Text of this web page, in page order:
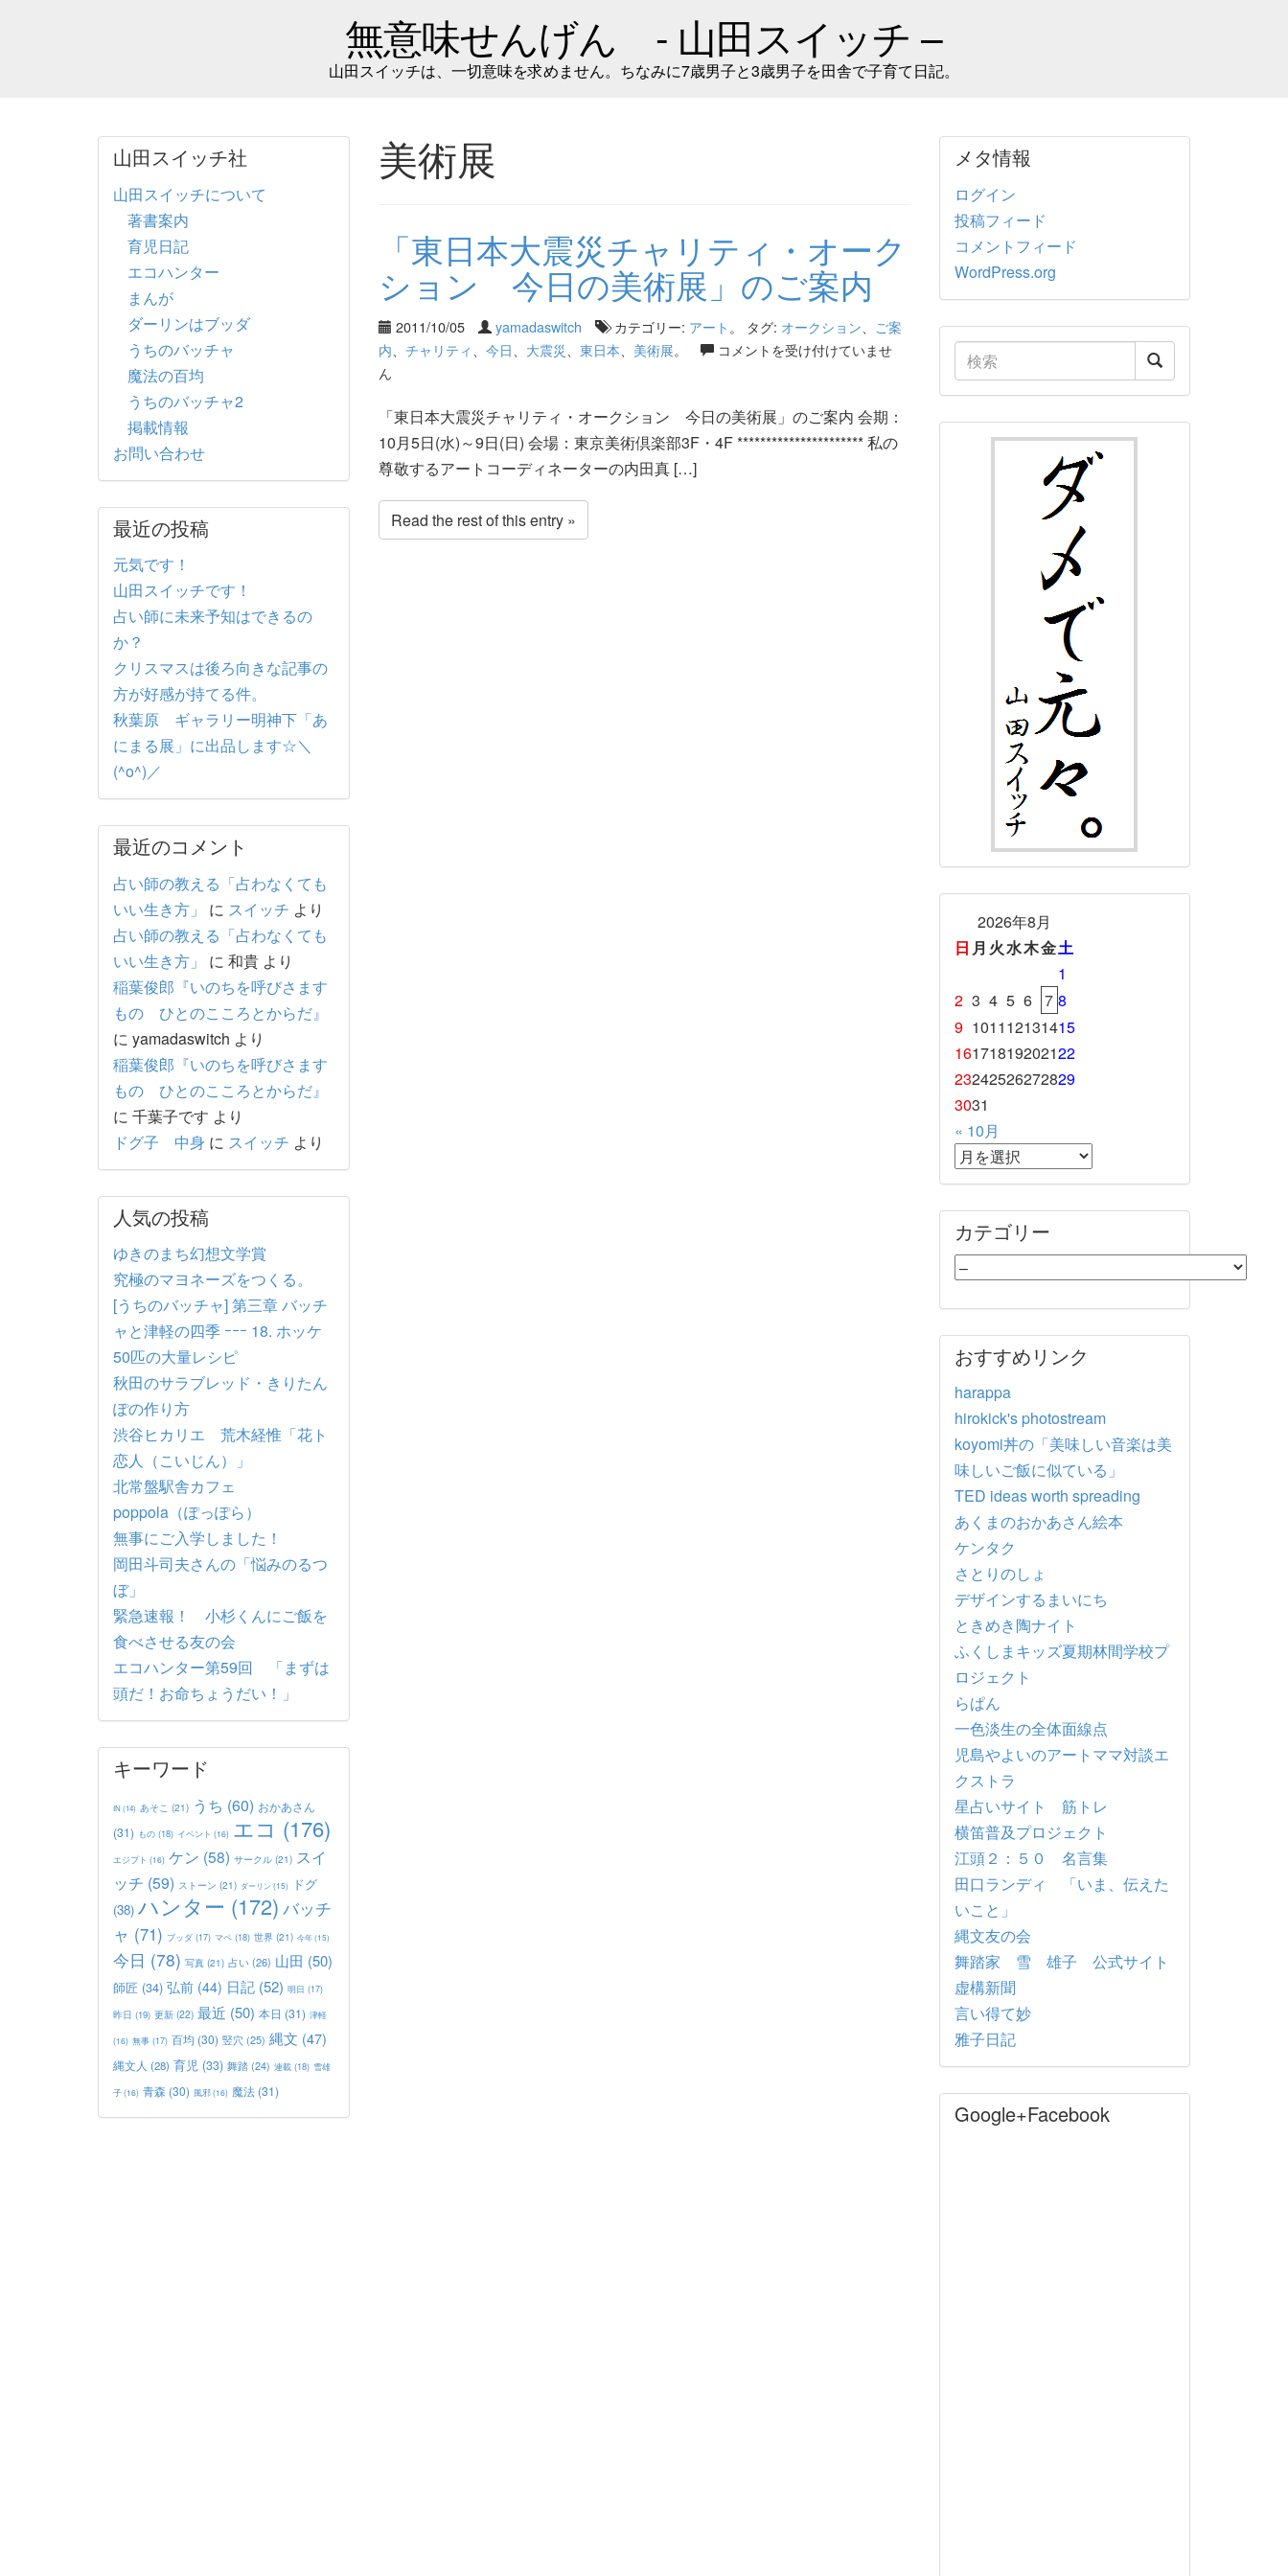
無意味せんげん - 山田スイッチ –
山田スイッチは、一切意味を求めません。ちなみに7歳男子と3歳男子を田舎で子育て日記。
美術展
「東日本大震災チャリティ・オーク
ション 今日の美術展」のご案内
2011/10/05 yamadaswitch カテゴリー: アート 。 タグ: オークション
ご案
内
チャリティ 今日 大震災 東日本 美術展。
コメントを受け付けていませ
ん
「東日本大震災チャリティ・オークション 今日の美術展」のご案内 会期：
10月5日(水)～9日(日) 会場：東京美術倶楽部3F・4F ********************** 私の
尊敬するアートコーディネーターの内田真 […]
Read the rest of this entry »
山田スイッチ社
山田スイッチについて
著書案内
育児日記
エコハンター
まんが
ダーリンはブッダ
うちのバッチャ
魔法の百均
うちのバッチャ2
掲載情報
お問い合わせ
最近の投稿
元気です！
山田スイッチです！
占い師に未来予知はできるの
か？
クリスマスは後ろ向きな記事の
方が好感が持てる件。
秋葉原 ギャラリー明神下「あ
にまる展」に出品します☆＼
(^o^)／
最近のコメント
占い師の教える「占わなくても
いい生き方」
に スイッチ より
占い師の教える「占わなくても
いい生き方」
に 和貴 より
稲葉俊郎『いのちを呼びさます
もの ひとのこころとからだ』
に yamadaswitch より
稲葉俊郎『いのちを呼びさます
もの ひとのこころとからだ』
に 千葉子です より
ドグ子 中身 に スイッチ より
人気の投稿
ゆきのまち幻想文学賞
究極のマヨネーズをつくる。
[うちのバッチャ] 第三章 バッチ
ャと津軽の四季 ｰｰｰ 18. ホッケ
50匹の大量レシピ
秋田のサラブレッド・きりたん
ぽの作り方
渋谷ヒカリエ 荒木経惟「花ト
恋人（こいじん）」
北常盤駅舎カフェ
poppola（ぽっぽら）
無事にご入学しました！
岡田斗司夫さんの「悩みのるつ
ぼ」
緊急速報！ 小杉くんにご飯を
食べさせる友の会
エコハンター第59回 「まずは
頭だ！お命ちょうだい！」
キーワード
IN(14) あそこ (21) うち (60) おかあさん
(31) もの (18) イベント (16) エコ (176)
エジプト (16) ケン (58) サークル (21) スイ
ッチ (59) ストーン (21) ダーリン(15)
ドグ
(38) ハンター (172) バッチ
ャ (71) ブッダ (17) マペ (18) 世界 (21) 今年(15)
今日 (78) 写真 (21) 占い(26) 山田 (50)
師匠 (34) 弘前 (44) 日記 (52) 明日 (17)
昨日 (19) 更新 (22) 最近 (50) 本日 (31) 津軽
(16) 無事 (17) 百均 (30) 竪穴 (25) 縄文 (47)
縄文人 (28) 育児 (33) 舞踏 (24) 連載 (18) 雪雄
子(16) 青森 (30) 風邪(16) 魔法 (31)
メタ情報
ログイン
投稿フィード
コメントフィード
WordPress.org
2026年8月
日 月 火水木金土
1
2 3 4 5 6 7 8
9 101112131415
16171819202122
23242526272829
3031
« 10月
カテゴリー
おすすめリンク
harappa
hirokick's photostream
koyomi丼の「美味しい音楽は美
味しいご飯に似ている」
TED ideas worth spreading
あくまのおかあさん絵本
ケンタク
さとりのしょ
デザインするまいにち
ときめき陶ナイト
ふくしまキッズ夏期林間学校プ
ロジェクト
らぱん
一色淡生の全体面線点
児島やよいのアートママ対談エ
クストラ
星占いサイト 筋トレ
横笛普及プロジェクト
江頭２：５０ 名言集
田口ランディ 「いま、伝えた
いこと」
縄文友の会
舞踏家 雪 雄子 公式サイト
虚構新聞
言い得て妙
雅子日記
Google+Facebook